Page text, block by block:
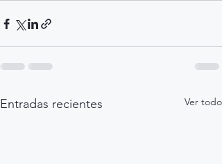
Entradas recientes Ver todo